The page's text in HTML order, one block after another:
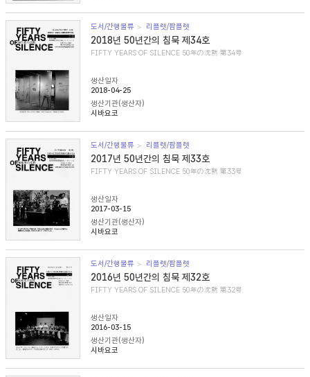
도서/간행물류 리플렛/팜플렛
2018년 50년간의 침묵 제34호
FIFTY YEARS OF SILENCE 50年の沈黙 第34号
생산일자
2018-04-25
생산기관(생산자)
시바요코
도서/간행물류 리플렛/팜플렛
2017년 50년간의 침묵 제33호
FIFTY YEARS OF SILENCE 50年の沈黙 第33号
생산일자
2017-03-15
생산기관(생산자)
시바요코
도서/간행물류 리플렛/팜플렛
2016년 50년간의 침묵 제32호
FIFTY YEARS OF SILENCE 50年の沈黙 第32号
생산일자
2016-03-15
생산기관(생산자)
시바요코